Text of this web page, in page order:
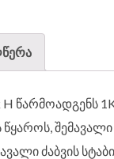
H წარმოადგენს
წყაროს,
ძაბვის